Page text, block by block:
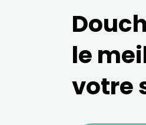
le
votre